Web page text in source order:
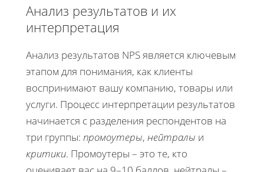
Анализ результатов и их
интерпретация
Анализ результатов NPS является ключевым
этапом для понимания, как клиенты
воспринимают вашу компанию, товары или
услуги. Процесс интерпретации результатов
начинается с разделения респондентов на
три группы: промоутеры, нейтралы и
критики. Промоутеры – это те, кто